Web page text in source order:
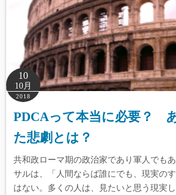
10
10月
2018
PDCAって本当に必要？
た悲劇とは？
共和政ローマ期の政治家であり軍人でも
サルは、「人間ならば誰にでも、現実の
はない。多くの人は、見たいと思う現実